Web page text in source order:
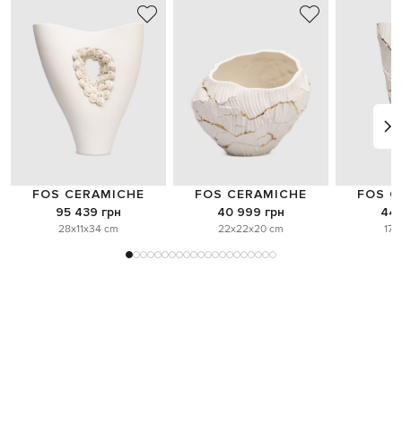
FOS CERAMICHE
95 439 грн
28x11x34 cm
FOS CERAMICHE
40 999 грн
22x22x20 cm
FOS
44